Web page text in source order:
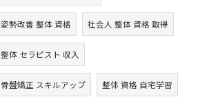
姿勢改善 整体 資格 社会人 整体 資格 取得
整体 セラピスト 収入
骨盤矯正 スキルアップ 整体 資格 自宅学習